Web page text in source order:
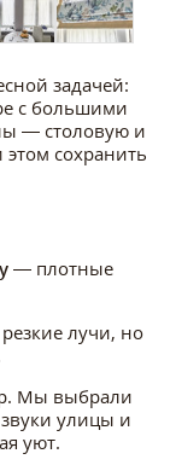
задачей:
с большими
— столовую и
сохранить
— плотные
лучи, но
Мы выбрали
улицы и
уют.